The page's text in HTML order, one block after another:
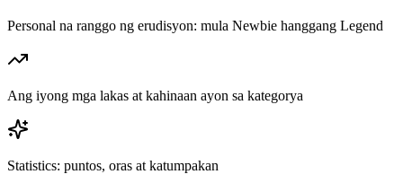
Personal na ranggo ng erudisyon: mula Newbie hanggang Legend
Ang iyong mga lakas at kahinaan ayon sa kategorya
Statistics: puntos, oras at katumpakan